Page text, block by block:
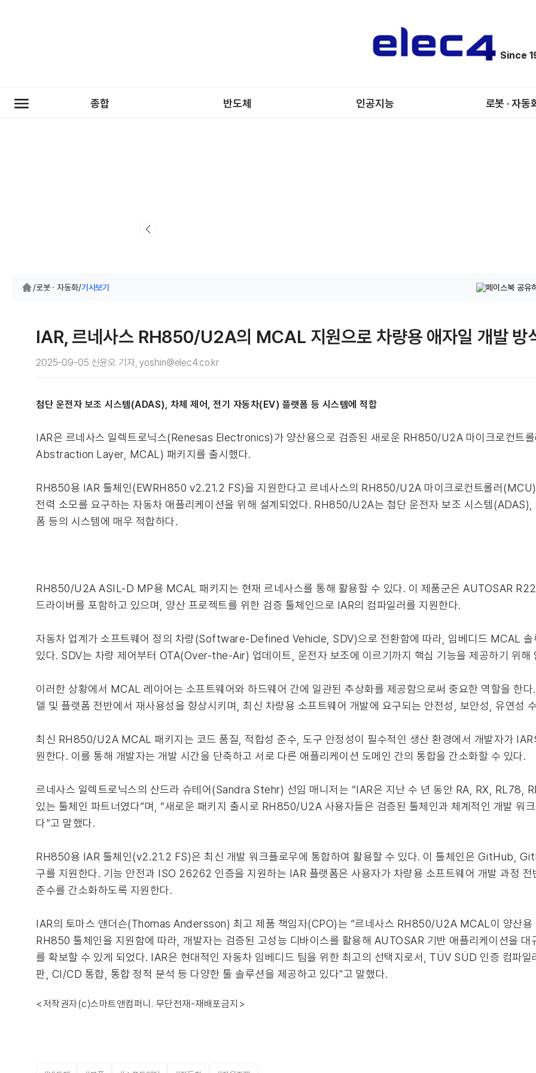
Since
종합 반도체 인공지능 로봇 · 자동
/로봇 · 자동화/기사보기
IAR, 르네사스 RH850/U2A의 MCAL 지원으로 차량용 애자일 개발 방
2025-09-05 신윤오 기자, yoshin@elec4.co.kr
첨단 운전자 보조 시스템(ADAS), 차체 제어, 전기 자동차(EV) 플랫폼 등 시스템에 적합
IAR은 르네사스 일렉트로닉스(Renesas Electronics)가 양산용으로 검증된 새로운 RH850/U2A 마이크로컨트
Abstraction Layer, MCAL) 패키지를 출시했다.
RH850용 IAR 툴체인(EWRH850 v2.21.2 FS)을 지원한다고 르네사스의 RH850/U2A 마이크로컨트롤러
전력 소모를 요구하는 자동차 애플리케이션을 위해 설계되었다. RH850/U2A는 첨단 운전자 보조 시스템
폼 등의 시스템에 매우 적합하다.
RH850/U2A ASIL-D MP용 MCAL 패키지는 현재 르네사스를 통해 활용할 수 있다. 이 제품군은 AUTOSAR
드라이버를 포함하고 있으며, 양산 프로젝트를 위한 검증 툴체인으로 IAR의 컴파일러를 지원한다.
자동차 업계가 소프트웨어 정의 차량(Software-Defined Vehicle, SDV)으로 전환함에 따라, 임베디드 MCAL 솔
있다. SDV는 차량 제어부터 OTA(Over-the-Air) 업데이트, 운전자 보조에 이르기까지 핵심 기능을 제공하기 위해
이러한 상황에서 MCAL 레이어는 소프트웨어와 하드웨어 간에 일관된 추상화를 제공함으로써 중요한 역할을 한
델 및 플랫폼 전반에서 재사용성을 향상시키며, 최신 차량용 소프트웨어 개발에 요구되는 안전성, 보안성, 유연성
최신 RH850/U2A MCAL 패키지는 코드 품질, 적합성 준수, 도구 안정성이 필수적인 생산 환경에서 개발자가
원한다. 이를 통해 개발자는 개발 시간을 단축하고 서로 다른 애플리케이션 도메인 간의 통합을 간소화할 수 있다.
르네사스 일렉트로닉스의 산드라 슈테어(Sandra Stehr) 선임 매니저는 “IAR은 지난 수 년 동안 RA, RX, RL78,
있는 툴체인 파트너였다”며, “새로운 패키지 출시로 RH850/U2A 사용자들은 검증된 툴체인과 체계적인 개발 워
다”고 말했다.
RH850용 IAR 툴체인(v2.21.2 FS)은 최신 개발 워크플로우에 통합하여 활용할 수 있다. 이 툴체인은 GitHub,
구를 지원한다. 기능 안전과 ISO 26262 인증을 지원하는 IAR 플랫폼은 사용자가 차량용 소프트웨어 개발 과정
준수를 간소화하도록 지원한다.
IAR의 토마스 앤더슨(Thomas Andersson) 최고 제품 책임자(CPO)는 ”르네사스 RH850/U2A MCAL이 양산용
RH850 툴체인을 지원함에 따라, 개발자는 검증된 고성능 디바이스를 활용해 AUTOSAR 기반 애플리케이션을 대
를 확보할 수 있게 되었다. IAR은 현대적인 자동차 임베디드 팀을 위한 최고의 선택지로서, TÜV SÜD 인증 컴파
판, CI/CD 통합, 통합 정적 분석 등 다양한 툴 솔루션을 제공하고 있다"고 말했다.
<저작권자(c)스마트앤컴퍼니. 무단전재-재배포금지>